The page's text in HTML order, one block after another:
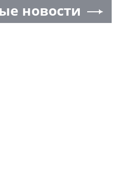
новости